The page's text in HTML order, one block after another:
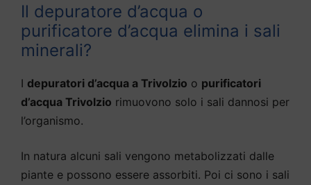
Il depuratore d’acqua o
purificatore d’acqua elimina i sali
minerali?
I depuratori d’acqua a Trivolzio o purificatori
d’acqua Trivolzio rimuovono solo i sali dannosi per
l’organismo.
In natura alcuni sali vengono metabolizzati dalle
piante e possono essere assorbiti. Poi ci sono i sali